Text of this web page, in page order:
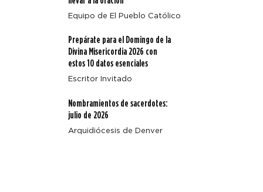
Equipo de El Pueblo Católico
Prepárate para el Domingo de la
Divina Misericordia 2026 con
estos 10 datos esenciales
Escritor Invitado
Nombramientos de sacerdotes:
julio de 2026
Arquidiócesis de Denver